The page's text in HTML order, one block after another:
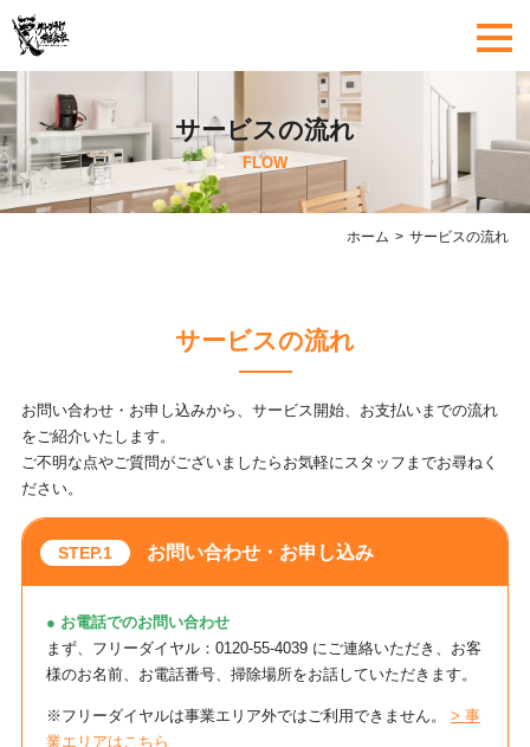
サービスの流れ
FLOW
ホーム サービスの流れ
サービスの流れ
お問い合わせ・お申し込みから、サービス開始、お支払いまでの流れ
をご紹介いたします。
ご不明な点やご質問がございましたらお気軽にスタッフまでお尋ねく
ださい。
お問い合わせ・お申し込み
● お電話でのお問い合わせ
まず、フリーダイヤル：0120-55-4039 にご連絡いただき、お客
様のお名前、お電話番号、掃除場所をお話していただきます。
※フリーダイヤルは事業エリア外ではご利用できません。 > 事
業エリアはこちら